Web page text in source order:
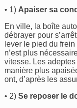
• 1) Apaiser sa
En ville, la boîte
débrayer pour
lever le pied du
n’est plus
vitesse. Les
manière plus
ont, d’après les
• 2)Se reposer le